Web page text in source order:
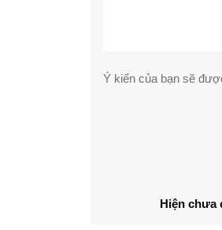
Ý kiến của bạn sẽ
Hiện chưa